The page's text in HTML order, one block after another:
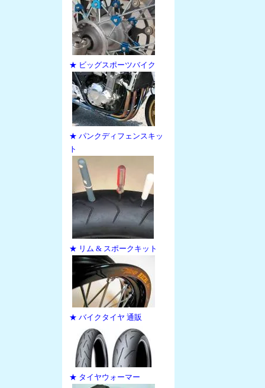
★ ビッグスポーツバイク
★ パンクディフェンスキッ
ト
★ リム & スポークキット
★ バイクタイヤ 通販
★ タイヤウォーマー